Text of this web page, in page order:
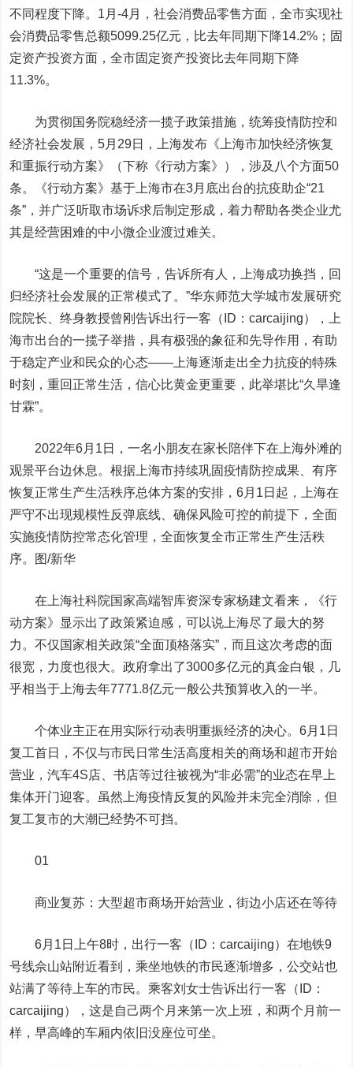
不同程度下降。1月-4月，社会消费品零售方面，全市实现社
会消费品零售总额5099.25亿元，比去年同期下降14.2%；固
定资产投资方面，全市固定资产投资比去年同期下降
11.3%。
为贯彻国务院稳经济一揽子政策措施，统筹疫情防控和
经济社会发展，5月29日，上海发布《上海市加快经济恢复
和重振行动方案》（下称《行动方案》），涉及八个方面50
条。《行动方案》基于上海市在3月底出台的抗疫助企“21
条”，并广泛听取市场诉求后制定形成，着力帮助各类企业尤
其是经营困难的中小微企业渡过难关。
“这是一个重要的信号，告诉所有人，上海成功换挡，回
归经济社会发展的正常模式了。”华东师范大学城市发展研究
院院长、终身教授曾刚告诉出行一客（ID：carcaijing）
，上
海市出台的一揽子举措，具有极强的象征和先导作用，有助
于稳定产业和民众的心态——上海逐渐走出全力抗疫的特殊
时刻，重回正常生活，信心比黄金更重要，此举堪比“久旱逢
甘霖”。
2022年6月1日，一名小朋友在家长陪伴下在上海外滩的
观景平台边休息。根据上海市持续巩固疫情防控成果、有序
恢复正常生产生活秩序总体方案的安排，6月1日起，上海在
严守不出现规模性反弹底线、确保风险可控的前提下，全面
实施疫情防控常态化管理，全面恢复全市正常生产生活秩
序。图/新华
在上海社科院国家高端智库资深专家杨建文看来，《行
动方案》显示出了政策紧迫感，可以说上海尽了最大的努
力。不仅国家相关政策“全面顶格落实”，而且这次考虑的面
很宽，力度也很大。政府拿出了3000多亿元的真金白银，几
乎相当于上海去年7771.8亿元一般公共预算收入的一半。
个体业主正在用实际行动表明重振经济的决心。6月1日
复工首日，不仅与市民日常生活高度相关的商场和超市开始
营业，汽车4S店、书店等过往被视为“非必需”的业态在早上
集体开门迎客。虽然上海疫情反复的风险并未完全消除，但
复工复市的大潮已经势不可挡。
01
商业复苏：大型超市商场开始营业，街边小店还在等待
6月1日上午8时， 出行一客（ID：carcaijing）在地铁9
号线佘山站附近看到，乘坐地铁的市民逐渐增多，公交站也
站满了等待上车的市民。乘客刘女士告诉出行一客（ID：
carcaijing）
，这是自己两个月来第一次上班，和两个月前一
样，早高峰的车厢内依旧没座位可坐。